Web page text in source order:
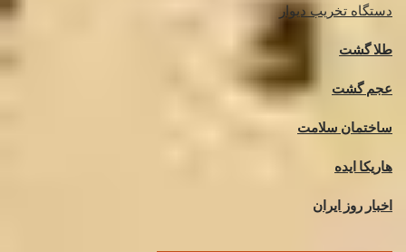
دستگاه تخریب دیوار
طلا گشت
عجم گشت
ساختمان سلامت
هاریکا ایده
اخبار روز ایران